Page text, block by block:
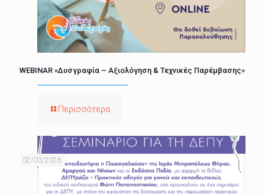
WEBINAR «Δυσγραφία – Αξιολόγηση & Τεχνικές Παρέμβασης»
Περισσότερα
02/03/2026